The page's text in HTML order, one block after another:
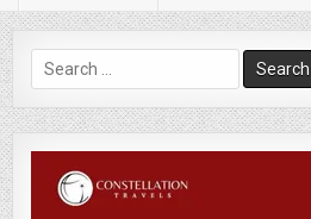
Search
for: